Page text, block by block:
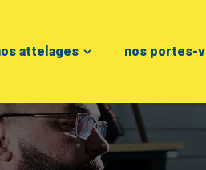
attelages nos portes-